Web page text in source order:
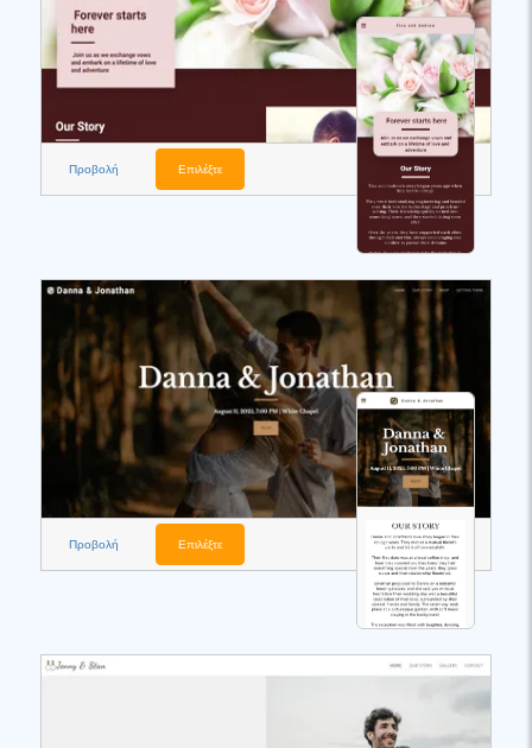
Προβολή Επιλέξτε
Προβολή Επιλέξτε